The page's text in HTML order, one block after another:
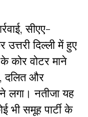
सीएए-
दिल्ली में हुए
के कोर वोटर माने
दलित और
लगा। नतीजा यह
भी समूह पार्टी के